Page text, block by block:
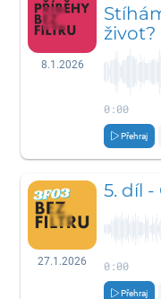
8.1.2026
život?
0:00
Přehraj
27.1.2026
5. díl -
0:00
Přehraj